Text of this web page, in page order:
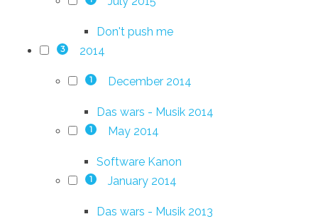
Don't push me
3 2014
1 December 2014
Das wars - Musik 2014
1 May 2014
Software Kanon
1 January 2014
Das wars - Musik 2013